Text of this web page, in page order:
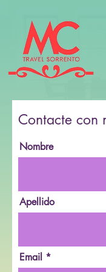
Contacte con
Nombre
Apellido
Email